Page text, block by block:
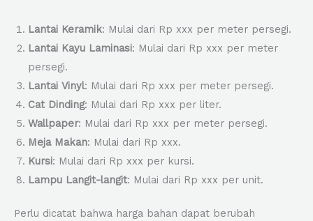
Lantai Keramik: Mulai dari Rp xxx per meter persegi.
Lantai Kayu Laminasi: Mulai dari Rp xxx per meter
persegi.
Lantai Vinyl: Mulai dari Rp xxx per meter persegi.
Cat Dinding: Mulai dari Rp xxx per liter.
Wallpaper: Mulai dari Rp xxx per meter persegi.
Meja Makan: Mulai dari Rp xxx.
Kursi: Mulai dari Rp xxx per kursi.
Lampu Langit-langit: Mulai dari Rp xxx per unit.
Perlu dicatat bahwa harga bahan dapat berubah